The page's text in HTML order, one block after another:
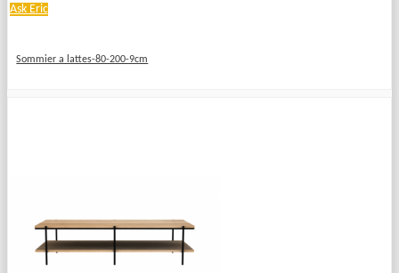
Ask Eric
Sommier a lattes-80-200-9cm